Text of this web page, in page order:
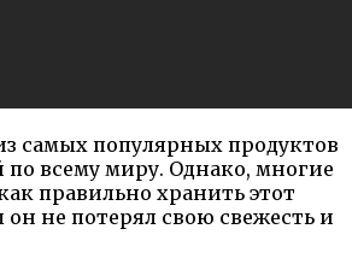
самых популярных продуктов
всему миру. Однако, многие
правильно хранить этот
он не потерял свою свежесть и